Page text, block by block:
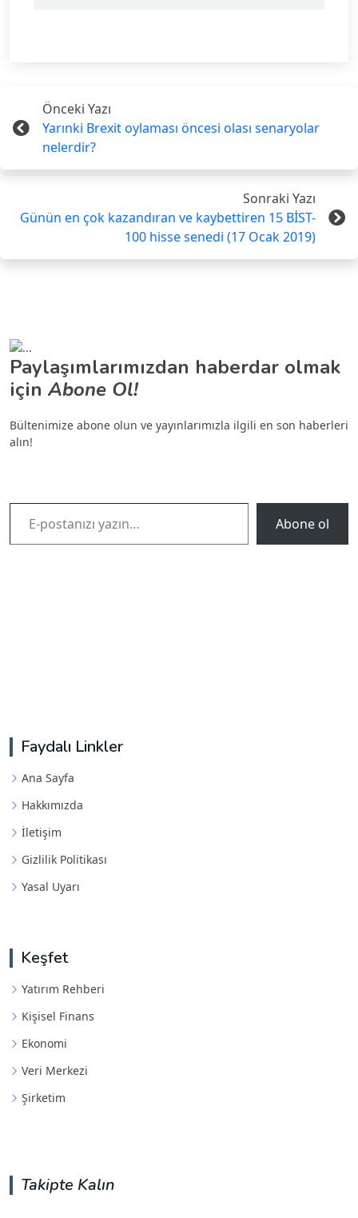
Önceki Yazı
Yarınki Brexit oylaması öncesi olası senaryolar
nelerdir?
Sonraki Yazı
Günün en çok kazandıran ve kaybettiren 15 BİST-
100 hisse senedi (17 Ocak 2019)
Paylaşımlarımızdan haberdar olmak
için Abone Ol!
Bültenimize abone olun ve yayınlarımızla ilgili en son haberleri
alın!
E-postanızı yazın…
Abone ol
Faydalı Linkler
Ana Sayfa
Hakkımızda
İletişim
Gizlilik Politikası
Yasal Uyarı
Keşfet
Yatırım Rehberi
Kişisel Finans
Ekonomi
Veri Merkezi
Şirketim
Takipte Kalın